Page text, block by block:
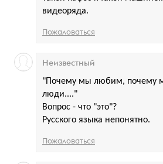
видеоряда.
Пожаловаться
"Почему мы любим, почему
люди...."
Вопрос - что "это"?
Русского языка непонятно.
Неизвестный
Пожаловаться